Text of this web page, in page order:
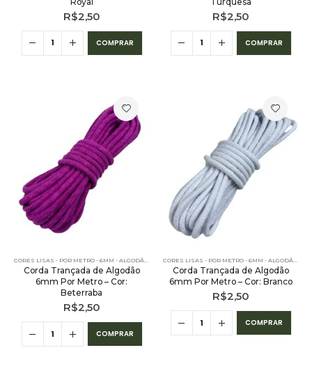
R$2,50
COMPRAR
R$2,50
COMPRAR
CORES LISAS - POR METRO - 6MM - ALGODÃO PE – 6MM – ALGODÃO - POR METRO, POR METRO -
Corda Trançada de Algodão
6mm Por Metro – Cor:
Beterraba
R$2,50
COMPRAR
CORES LISAS - POR METRO - 6MM - ALGODÃO
Corda Trançada de Algodão
6mm Por Metro – Cor: Branco
R$2,50
COMPRAR